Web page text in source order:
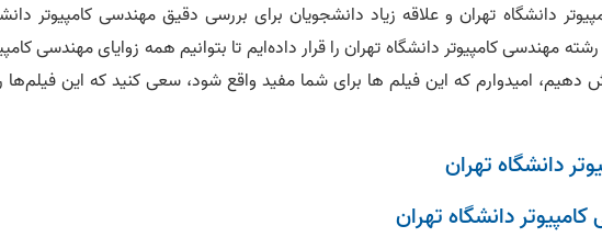
دانشگاه تهران و علاقه زیاد دانشجویان برای بررسی دقیق مهندسی کامپیوتر
شما 3 فیلم معرفی رشته مهندسی کامپیوتر دانشگاه تهران را قرار داده‌ایم تا بتوانیم همه زوایای مهندسی
دهیم، امیدوارم که این فیلم ها برای شما مفید واقع شود، سعی کنید که این فیلم‌ها
دانشگاه تهران
دانشگاه تهران